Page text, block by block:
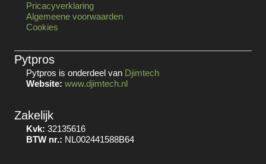
Pricacyverklaring
Algemeene voorwaarden
Cookies
Pytpros
Pytpros is onderdeel van Djimtech
Website: www.djimtech.nl
Zakelijk
Kvk: 32135616
BTW nr.: NL002441588B64